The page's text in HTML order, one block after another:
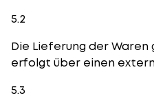
5.2
Die Lieferung der
erfolgt über einen
5.3